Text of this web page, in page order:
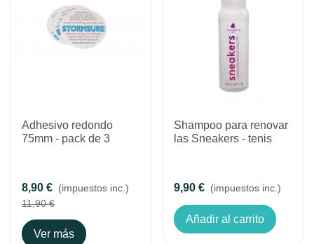
Adhesivo redondo
75mm - pack de 3
8,90 € (impuestos inc.)
11,90 €
Ver más
Shampoo para renovar
las Sneakers - tenis
9,90 € (impuestos inc.)
Añadir al carrito